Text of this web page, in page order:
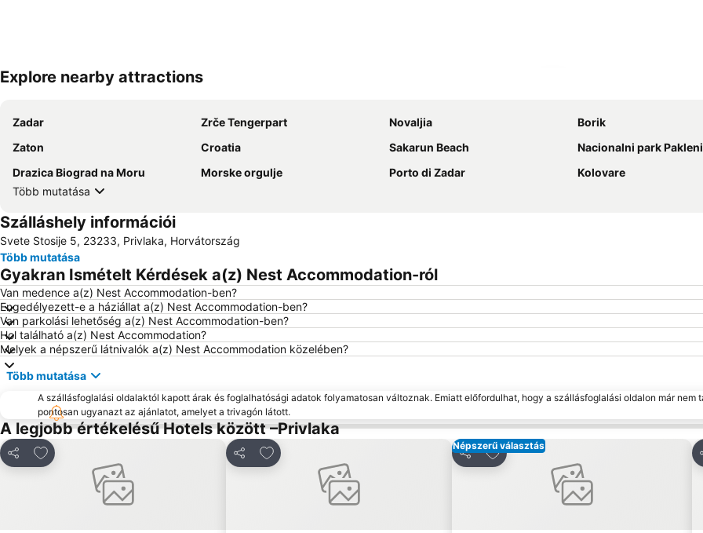
Explore nearby attractions
Zadar Zrče Tengerpart Novaljia
Borik
Zaton
Croatia Sakarun Beach
Nacionalni park
Drazica Biograd na Moru
Morske orgulje Porto di Zadar
Kolovare
Több mutatása
Szálláshely információi
Svete Stosije 5, 23233, Privlaka, Horvátország
Több mutatása
Gyakran Ismételt Kérdések a(z) Nest Accommodation-ról
Van medence a(z) Nest Accommodation-ben?
Engedélyezett-e a háziállat a(z) Nest Accommodation-ben?
Van parkolási lehetőség a(z) Nest Accommodation-ben?
Hol található a(z) Nest Accommodation?
Melyek a népszerű látnivalók a(z) Nest Accommodation közelében?
Több mutatása
A szállásfoglalási oldalaktól kapott árak és foglalhatósági adatok folyamatosan változnak. Emiatt előfordulhat, hogy a szállásfoglalási oldalon már nem
pontosan ugyanazt az ajánlatot, amelyet a trivagón látott.
A legjobb értékelésű Hotels között –Privlaka
Megosztás
Hozzáadás a kedvencekhez
Megosztás
Hozzáadás a kedvencekhez Népszerű választás
Megosztás
Hozzáadás a kedvencekhez